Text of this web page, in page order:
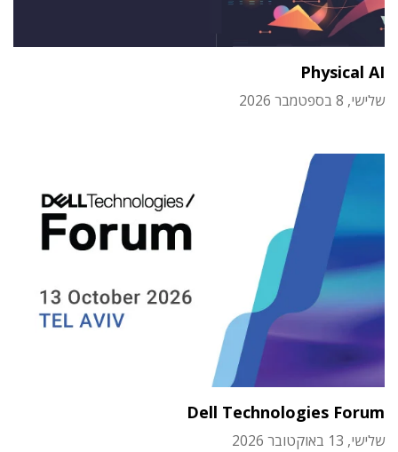
Physical AI
שלישי, 8 בספטמבר 2026
Dell Technologies Forum
שלישי, 13 באוקטובר 2026